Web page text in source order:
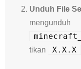
Unduh File
mengunduh
tikan
X.X.X